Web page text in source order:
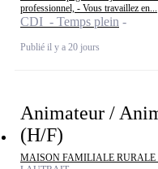
professionnel, - Vous travaillez en...
CDI - Temps plein
Publié il y a 20 jours
Animateur /
(H/F)
MAISON FAMILIALE